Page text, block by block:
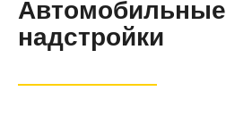
Автомобильные
надстройки